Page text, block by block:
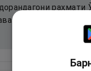
раҳмати
мекунанд».